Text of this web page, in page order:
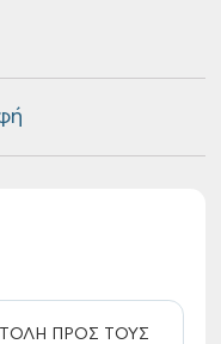
ΠΡΟΣ ΤΟΥΣ